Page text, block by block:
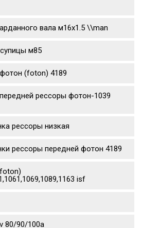
вала м16x1.5 \\man
м85
(foton) 4189
рессоры фотон-1039
рессоры низкая
рессоры передней фотон 4189
isf
80/90/100a